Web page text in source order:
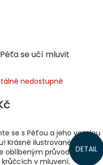
Péťa se učí mluvit
nedostupné
DETAIL
se s Péťou a jeho veselou
Krásně ilustrované leporelo
oblíbeným průvodcem při
v mluvení.